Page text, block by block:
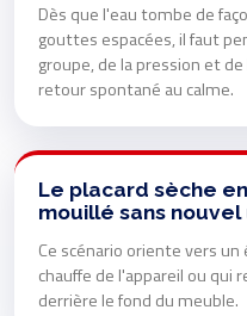
Dès que l'eau tombe de
gouttes espacées, il faut
groupe, de la pression et
retour spontané au calme.
Le placard sèche
mouillé sans
Ce scénario oriente vers
chauffe de l'appareil ou
derrière le fond du meuble.